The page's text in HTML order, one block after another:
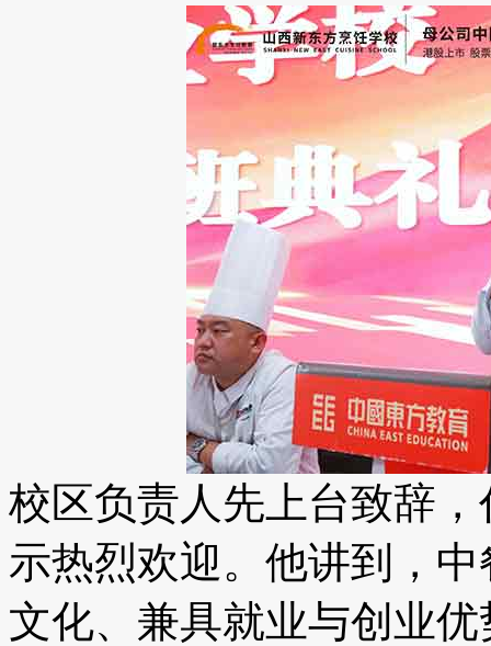
校区负责人先上台致辞
示热烈欢迎。他讲到，
文化、兼具就业与创业